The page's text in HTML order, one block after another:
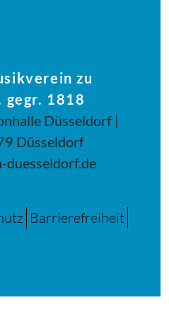
zu
gegr. 1818
Düsseldorf |
Düsseldorf
duesseldorf.de
Barrierefreiheit